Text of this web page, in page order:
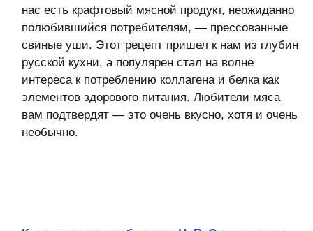
розницы. Мы сами выращиваем пшеницу и
ячмень для производства комбикорма, строго
следим за кормлением, используем удлиненный
цикл выращивания скота до более высокого веса.
При таком подходе мясо более зрелое, с
насыщенным цветом и вкусом. То есть
фактически на промышленном уровне мы
получаем премиальный продукт, по качеству
сопоставимый с лучшими фермерскими
образцами.